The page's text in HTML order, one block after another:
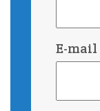
E-mail